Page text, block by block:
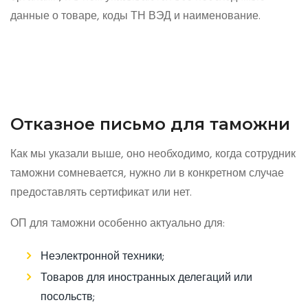
данные о товаре, коды ТН ВЭД и наименование.
Отказное письмо для таможни
Как мы указали выше, оно необходимо, когда сотрудник
таможни сомневается, нужно ли в конкретном случае
предоставлять сертификат или нет.
ОП для таможни особенно актуально для:
Неэлектронной техники;
Товаров для иностранных делегаций или
посольств;